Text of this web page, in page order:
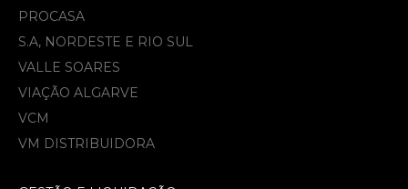
PROCASA
S.A, NORDESTE E RIO SUL
VALLE SOARES
VIAÇÃO ALGARVE
VCM
VM DISTRIBUIDORA